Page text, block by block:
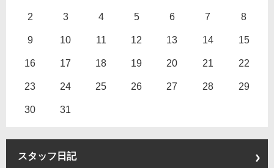
2 3 4 5 6 7 8
9 10 11 12 13 14 15
16 17 18 19 20 21 22
23 24 25 26 27 28 29
30 31
スタッフ日記